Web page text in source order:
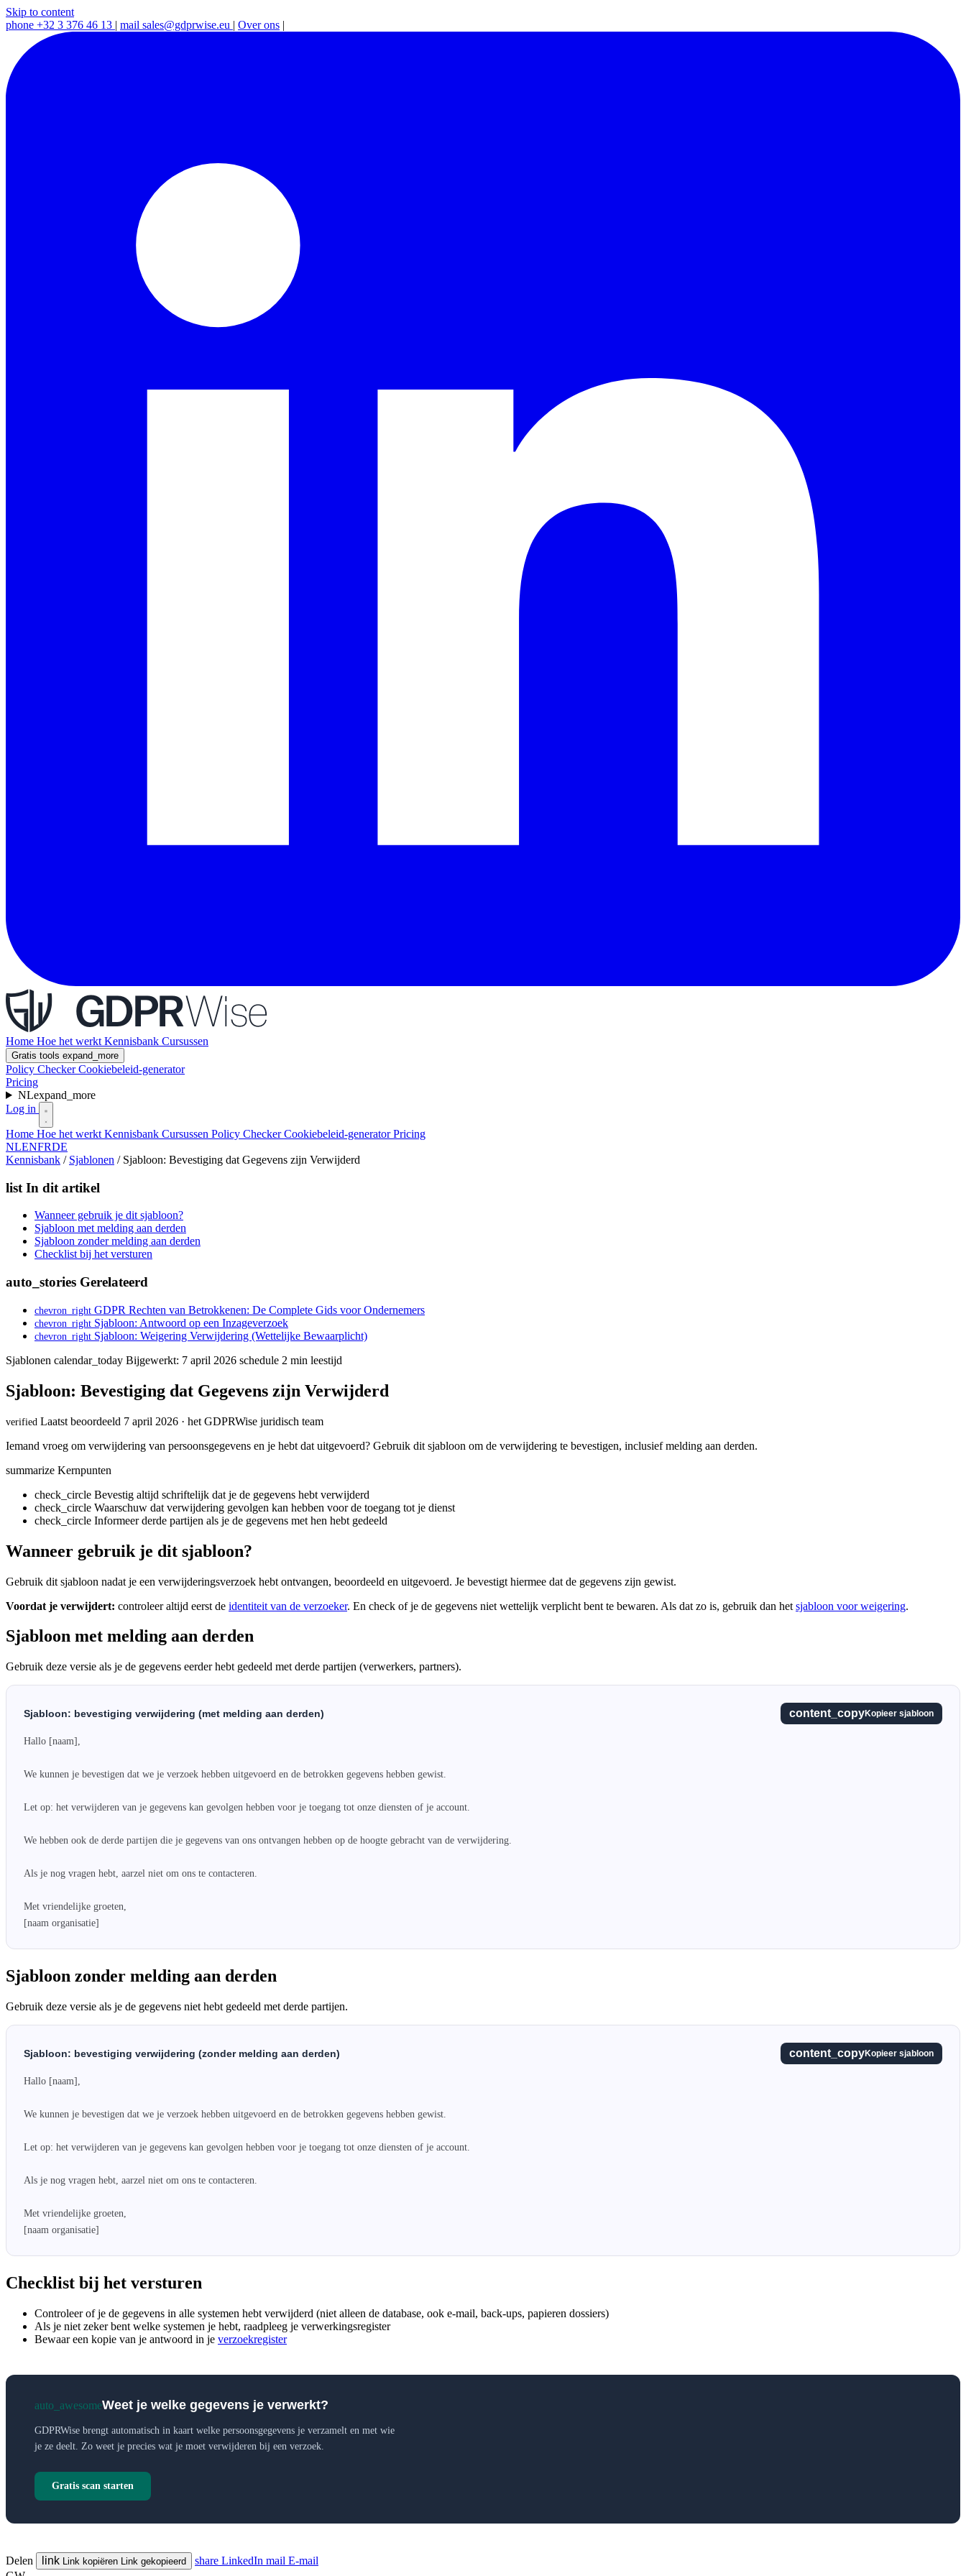
Skip to content
phone +32 3 376 46 13 | mail sales@gdprwise.eu | Over ons |
Home Hoe het werkt Kennisbank Cursussen
Gratis tools expand_more
Policy CheckerCookiebeleid-generator
Pricing
NLexpand_more
Log in
Home Hoe het werkt Kennisbank Cursussen Policy CheckerCookiebeleid-generatorPricing
NLENFRDE
Kennisbank / Sjablonen / Sjabloon: Bevestiging dat Gegevens zijn Verwijderd
list In dit artikel
Wanneer gebruik je dit sjabloon?
Sjabloon met melding aan derden
Sjabloon zonder melding aan derden
Checklist bij het versturen
auto_stories Gerelateerd
chevron_right GDPR Rechten van Betrokkenen: De Complete Gids voor Ondernemers
chevron_right Sjabloon: Antwoord op een Inzageverzoek
chevron_right Sjabloon: Weigering Verwijdering (Wettelijke Bewaarplicht)
Sjablonen calendar_today Bijgewerkt: 7 april 2026 schedule 2 min leestijd
Sjabloon: Bevestiging dat Gegevens zijn Verwijderd
verified Laatst beoordeeld 7 april 2026 · het GDPRWise juridisch team
Iemand vroeg om verwijdering van persoonsgegevens en je hebt dat uitgevoerd? Gebruik dit sjabloon om de verwijdering te bevestigen, inclusief melding aan derden.
summarize Kernpunten
check_circle Bevestig altijd schriftelijk dat je de gegevens hebt verwijderd
check_circle Waarschuw dat verwijdering gevolgen kan hebben voor de toegang tot je dienst
check_circle Informeer derde partijen als je de gegevens met hen hebt gedeeld
Wanneer gebruik je dit sjabloon?
Gebruik dit sjabloon nadat je een verwijderingsverzoek hebt ontvangen, beoordeeld en uitgevoerd. Je bevestigt hiermee dat de gegevens zijn gewist.
Voordat je verwijdert: controleer altijd eerst de identiteit van de verzoeker. En check of je de gegevens niet wettelijk verplicht bent te bewaren. Als dat zo is, gebruik dan het sjabloon voor weigering.
Sjabloon met melding aan derden
Gebruik deze versie als je de gegevens eerder hebt gedeeld met derde partijen (verwerkers, partners).
Sjabloon: bevestiging verwijdering (met melding aan derden) content_copyKopieer sjabloon
Hallo [naam],
We kunnen je bevestigen dat we je verzoek hebben uitgevoerd en de betrokken gegevens hebben gewist.
Let op: het verwijderen van je gegevens kan gevolgen hebben voor je toegang tot onze diensten of je account.
We hebben ook de derde partijen die je gegevens van ons ontvangen hebben op de hoogte gebracht van de verwijdering.
Als je nog vragen hebt, aarzel niet om ons te contacteren.
Met vriendelijke groeten,
[naam organisatie]
Sjabloon zonder melding aan derden
Gebruik deze versie als je de gegevens niet hebt gedeeld met derde partijen.
Sjabloon: bevestiging verwijdering (zonder melding aan derden) content_copyKopieer sjabloon
Hallo [naam],
We kunnen je bevestigen dat we je verzoek hebben uitgevoerd en de betrokken gegevens hebben gewist.
Let op: het verwijderen van je gegevens kan gevolgen hebben voor je toegang tot onze diensten of je account.
Als je nog vragen hebt, aarzel niet om ons te contacteren.
Met vriendelijke groeten,
[naam organisatie]
Checklist bij het versturen
Controleer of je de gegevens in alle systemen hebt verwijderd (niet alleen de database, ook e-mail, back-ups, papieren dossiers)
Als je niet zeker bent welke systemen je hebt, raadpleeg je verwerkingsregister
Bewaar een kopie van je antwoord in je verzoekregister
auto_awesomeWeet je welke gegevens je verwerkt?
GDPRWise brengt automatisch in kaart welke persoonsgegevens je verzamelt en met wie
je ze deelt. Zo weet je precies wat je moet verwijderen bij een verzoek.
Gratis scan starten
Delen link Link kopiëren Link gekopieerd share LinkedIn mail E-mail